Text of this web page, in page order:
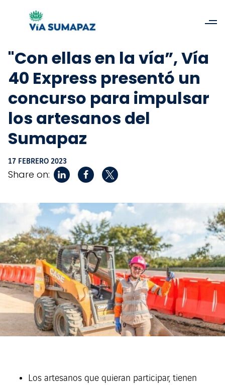
"Con ellas en la vía”, Vía
40 Express presentó un
concurso para impulsar
los artesanos del
Sumapaz
17 FEBRERO 2023
Share on:
Los artesanos que quieran participar, tienen